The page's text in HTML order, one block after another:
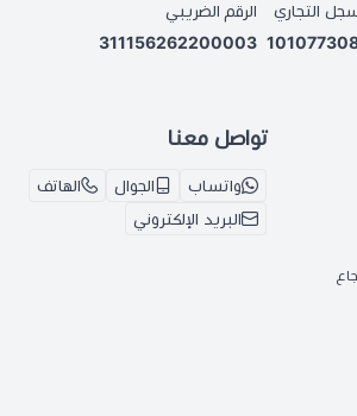
التجاري
الرقم الضريبي
311156262200003
تواصل معنا
واتساب الجوال
الهاتف
البريد الإلكتروني